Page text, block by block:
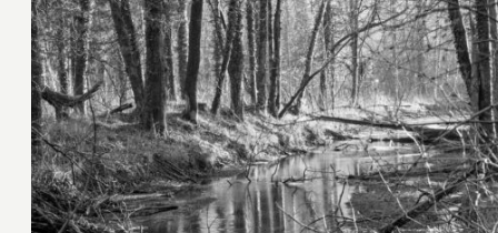
5. Februar 2025